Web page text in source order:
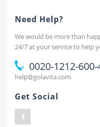
Need Help?
We would be more than
24/7 at your service to help
0020-1212-
help@golavita.com
Get Social